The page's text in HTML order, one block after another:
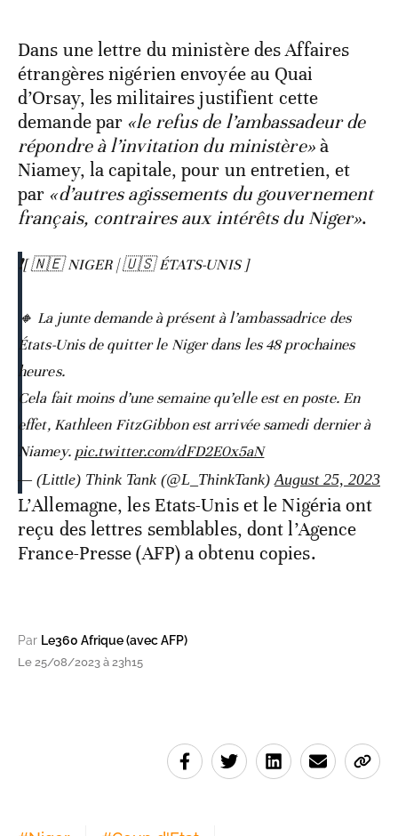
Dans une lettre du ministère des Affaires
étrangères nigérien envoyée au Quai
d’Orsay, les militaires justifient cette
demande par «le refus de l’ambassadeur de
répondre à l’invitation du ministère»à
Niamey, la capitale, pour un entretien, et
par «d’autres agissements du gouvernement
français, contraires aux intérêts du Niger».
❗️[ 🇳🇪 NIGER | 🇺🇸 ÉTATS-UNIS ]
🔸 La junte demande à présent à l’ambassadrice des
États-Unis de quitter le Niger dans les 48 prochaines
heures.
Cela fait moins d’une semaine qu’elle est en poste. En
effet, Kathleen FitzGibbon est arrivée samedi dernier à
Niamey. pic.twitter.com/dFD2E0x5aN
— (Little) Think Tank (@L_ThinkTank)August 25, 2023
L’Allemagne, les Etats-Unis et le Nigéria ont
reçu des lettres semblables, dont l’Agence
France-Presse (AFP) a obtenu copies.
Par Le360 Afrique (avec AFP)
Le 25/08/2023 à 23h15